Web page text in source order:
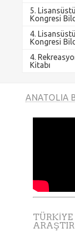
5.
Kongresi
4.
Kongresi
4.
Kitabı
ANATOLIA